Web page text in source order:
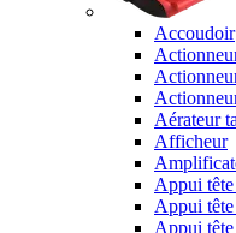
Accoudoir
Aérateur
Afficheur
Appui
Appui
Appui